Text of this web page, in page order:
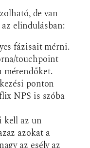
de van
elindulásban:
fázisait mérni.
touchpoint
ponton
NPS is szóba
kell az un
azokat a